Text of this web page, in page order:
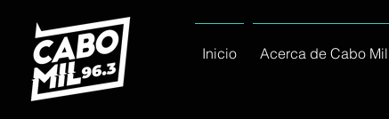
Inicio Acerca de Cabo Mil